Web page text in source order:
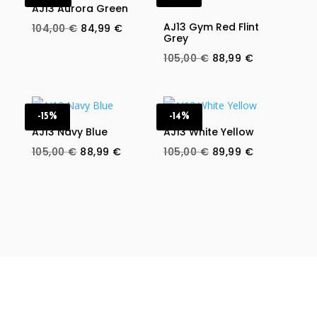
AJ13 Aurora Green
104,00€ Original
84,99 €CurrentAJ13 Gym Red Flint
Grey
105,00€ Original
105,00 €.
88,99 €Current
88,99 €.
-15%
AJ13 Navy Blue
105,00€ Original
88,99 €Current
-14%
AJ13 White Yellow
105,00€ Original
89,99 €Current